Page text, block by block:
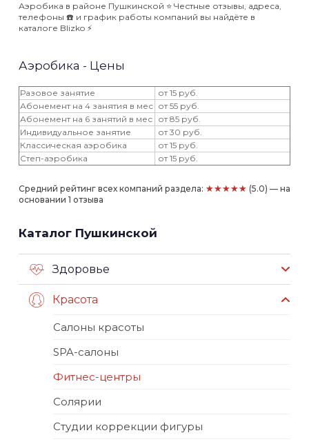
Аэробика в районе Пушкинской ⭐️ Честные отзывы, адреса,
телефоны ☎️ и график работы компаний вы найдёте в
каталоге Blizko ⚡️
Аэробика - Цены
Разовое занятие
от 15 руб.
Абонемент на 4 занятия в мес от 55 руб.
Абонемент на 6 занятий в мес от 85 руб.
Индивидуальное занятие
от 30 руб.
Классическая аэробика
от 15 руб.
Степ-аэробика
от 15 руб.
Средний рейтинг всех компаний раздела: ★★★★★ (5.0) — на
основании 1 отзыва
Каталог Пушкинской
Здоровье
Красота
Салоны красоты
SPA-салоны
Фитнес-центры
Солярии
Студии коррекции фигуры